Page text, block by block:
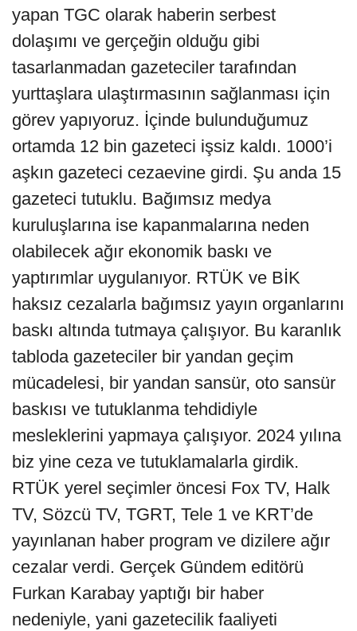
yapan TGC olarak haberin serbest
dolaşımı ve gerçeğin olduğu gibi
tasarlanmadan gazeteciler tarafından
yurttaşlara ulaştırmasının sağlanması için
görev yapıyoruz. İçinde bulunduğumuz
ortamda 12 bin gazeteci işsiz kaldı. 1000’i
aşkın gazeteci cezaevine girdi. Şu anda 15
gazeteci tutuklu. Bağımsız medya
kuruluşlarına ise kapanmalarına neden
olabilecek ağır ekonomik baskı ve
yaptırımlar uygulanıyor. RTÜK ve BİK
haksız cezalarla bağımsız yayın organlarını
baskı altında tutmaya çalışıyor. Bu karanlık
tabloda gazeteciler bir yandan geçim
mücadelesi, bir yandan sansür, oto sansür
baskısı ve tutuklanma tehdidiyle
mesleklerini yapmaya çalışıyor. 2024 yılına
biz yine ceza ve tutuklamalarla girdik.
RTÜK yerel seçimler öncesi Fox TV, Halk
TV, Sözcü TV, TGRT, Tele 1 ve KRT’de
yayınlanan haber program ve dizilere ağır
cezalar verdi. Gerçek Gündem editörü
Furkan Karabay yaptığı bir haber
nedeniyle, yani gazetecilik faaliyeti